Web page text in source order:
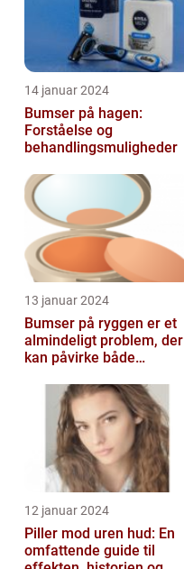
14 januar 2024
Bumser på hagen:
Forståelse og
behandlingsmuligheder
13 januar 2024
Bumser på ryggen er et
almindeligt problem, der
kan påvirke både
12 januar 2024
Piller mod uren hud: En
omfattende guide til